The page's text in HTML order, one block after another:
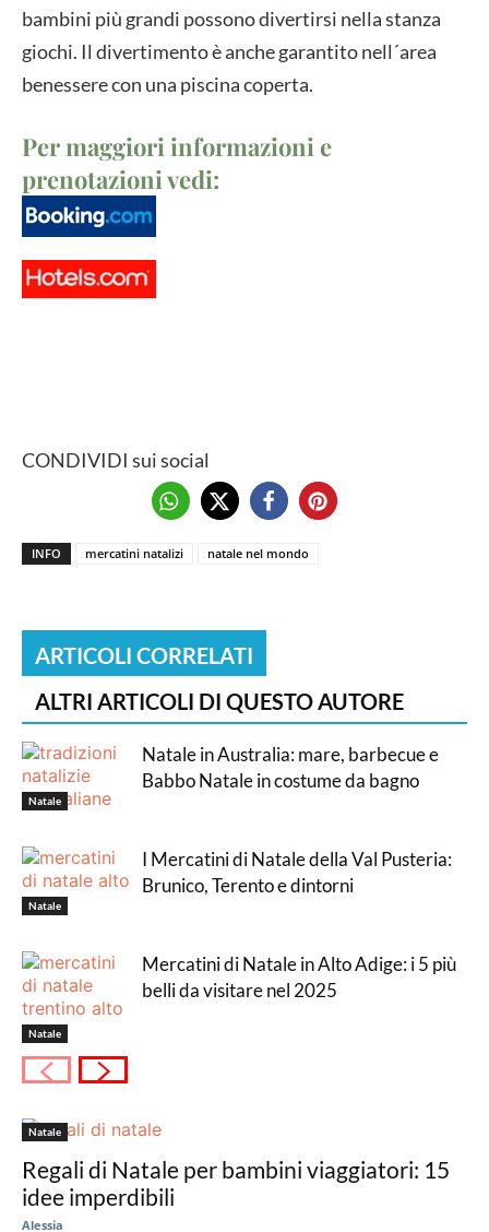
bambini più grandi possono divertirsi nella stanza
giochi. Il divertimento è anche garantito nell´area
benessere con una piscina coperta.
Per maggiori informazioni e
prenotazioni vedi:
CONDIVIDI sui social
INFO mercatini natalizi natale nel mondo
ARTICOLI CORRELATI
ALTRI ARTICOLI DI QUESTO AUTORE
Natale
Natale in Australia: mare, barbecue e
Babbo Natale in costume da bagno
Natale
I Mercatini di Natale della Val Pusteria:
Brunico, Terento e dintorni
Natale
Mercatini di Natale in Alto Adige: i 5 più
belli da visitare nel 2025
Natale
Regali di Natale per bambini viaggiatori: 15
idee imperdibili
Alessia